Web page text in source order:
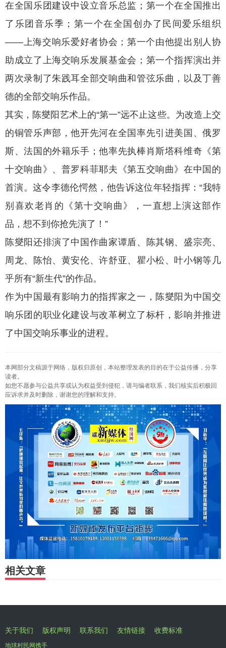
在全国乐团建设中设立音乐总监；第一个在全国推出
了乐团音乐季；第一个在全国创办了民间爱乐组织
——上海交响乐爱好者协会；第一个由他提出别人协
助成立了上海交响乐发展基金会；第一个指挥演出并
两次录制了朱践耳全部交响曲和管弦乐曲，以及丁善
德的全部交响乐作品。
其实，陈燮阳艺术上的“第一”远不止这些。为改造上交
的铜管乐声部，他开先河在全国率先引进美国、俄罗
斯、法国的外籍乐手；他率先执棒肖斯塔科维奇《第
十交响曲》、普罗科菲耶夫《第五交响曲》在中国的
首演。这令李德伦愕然，他告诉这位年轻指挥：“我特
别喜欢老肖的《第十交响曲》，一直想上演这部作
品，想不到你抢先演了！”
陈燮阳还排演了中国作曲家谭盾、陈其钢、盛宗亮、
周龙、陈怡、黄安伦、许舒亚、瞿小松、叶小钢等几
乎所有“新生代”的作品。
作为中国最有影响力的指挥家之一，陈燮阳为中国交
响乐团的职业化建设与改革树立了标杆，影响并推进
了中国交响乐事业的进程。
本网部分文稿源于网络，版权归原创，本站整理发表的目的在于公益传播，分享
读者。
如您不愿参与公益共享或认为权益受到侵犯，请与编者联系，我们核实后积极回
应诉求并及时删除，谢谢您的理解和支持。
相关文章
关于我们 版权声明 联系我们 友情链接 收费标准
地球村民网携手